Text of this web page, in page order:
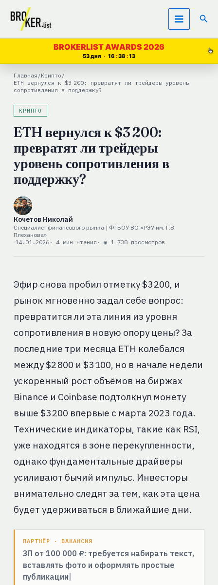
Перейти
содержимому
BROKERLIST AWARDS 2026
53 дня 16 38 13
Главная /Крипто /
ETH вернулся к $3 200: превратят ли трейдеры уровень
сопротивления в поддержку?
КРИПТО
ETH вернулся к $3 200:
превратят ли трейдеры
уровень сопротивления в
поддержку?
Кочетов Николай
Специалист финансового рынка | ФГБОУ ВО «РЭУ им. Г.В.
Плеханова»
14.01.2026· 4 мин чтения · ◉ 1 738 просмотров
Эфир снова пробил отметку $3 200, и
рынок мгновенно задал себе вопрос:
превратится ли эта линия из уровня
сопротивления в новую опору цены? За
последние три месяца ETH колебался
между $2 800 и $3 100, но в начале недели
ускоренный рост объёмов на биржах
Binance и Coinbase подтолкнул монету
выше $3 200 впервые с марта 2023 года.
Технические индикаторы, такие как RSI,
уже находятся в зоне перекупленности,
однако фундаментальные драйверы
усиливают бычий импульс. Инвесторы
внимательно следят за тем, как эта цена
будет удерживаться в ближайшие дни.
ПАРТНЁР · ВАКАНСИЯ
ЗП от 100 000 ₽: требуется набирать текст,
вставлять фото и оформлять простые
публикации